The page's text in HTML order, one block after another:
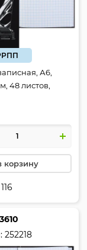
А6,
48 листов,
Races, КОКОС,
корзину
116
252218